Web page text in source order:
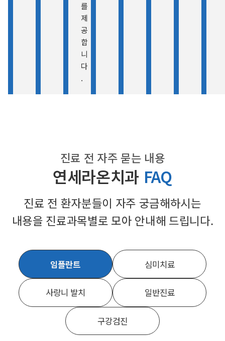
를
제
공
합
니
다
.
진료 전 자주 묻는 내용
연세라온치과 FAQ
진료 전 환자분들이 자주 궁금해하시는
내용을 진료과목별로 모아 안내해 드립니다.
임플란트 심미치료
사랑니 발치 일반진료
구강검진